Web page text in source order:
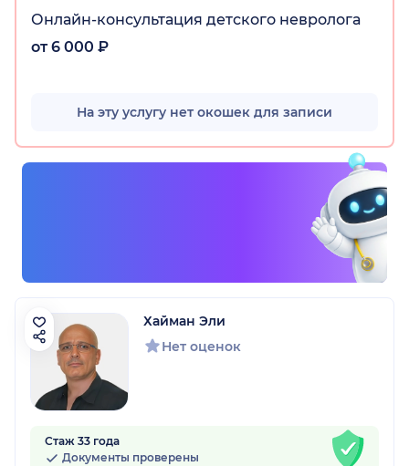
Онлайн-консультация детского невролога
от 6 000 ₽
На эту услугу нет окошек для записи
Хайман Эли
Нет оценок
Стаж 33 года
Документы проверены